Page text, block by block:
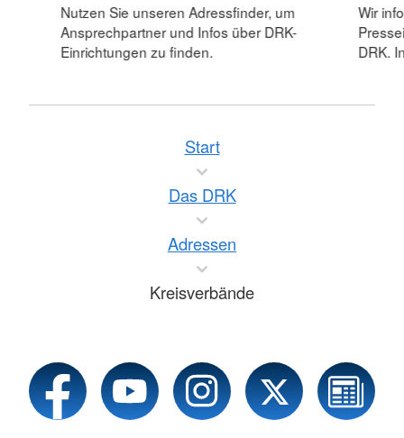
Nutzen Sie unseren Adressfinder, um
Ansprechpartner und Infos über DRK-
Einrichtungen zu finden.
Wir
DRK.
Start
Das DRK
Adressen
Kreisverbände